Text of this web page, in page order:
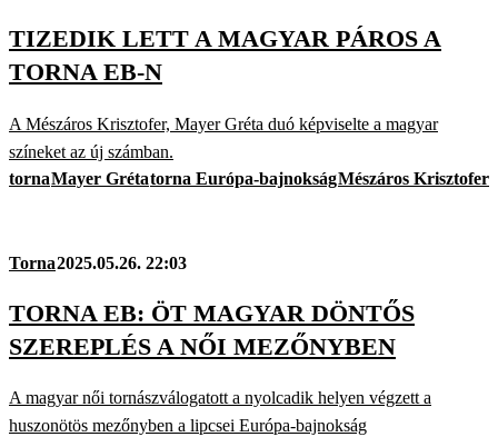
TIZEDIK LETT A MAGYAR PÁROS A
TORNA EB-N
A Mészáros Krisztofer, Mayer Gréta duó képviselte a magyar
színeket az új számban.
tornaMayer Grétatorna Európa-bajnokságMészáros Krisztofer
Torna2025.05.26. 22:03
TORNA EB: ÖT MAGYAR DÖNTŐS
SZEREPLÉS A NŐI MEZŐNYBEN
A magyar női tornászválogatott a nyolcadik helyen végzett a
huszonötös mezőnyben a lipcsei Európa-bajnokság